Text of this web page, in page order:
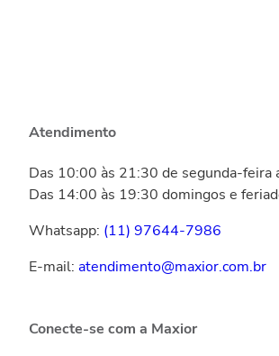
Atendimento
Das 10:00 às 21:30 de segunda-feira
Das 14:00 às 19:30 domingos e
Whatsapp: (11) 97644-7986
E-mail: atendimento@maxior.com.br
Conecte-se com a Maxior